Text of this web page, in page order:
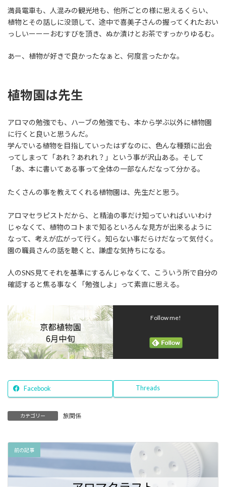
満員電車も、人混みの観光地も、他所ごとの様に思えるくらい、
植物とその話しに没頭して、途中で喜美子さんの握ってくれたおい
っしいーーーおむすびを頂き、ぬか漬けとお茶ですっかりゆるむ。
あー、植物が好きで良かったなぁと、何度言ったかな。
植物園は先生
アロマの勉強でも、ハーブの勉強でも、本から学ぶ以外に植物園
に行くと良いと思うんだ。
学んでいる植物を目指していったはずなのに、色んな種類に出会
ってしまって「あれ？あれれ？」という事が沢山ある。そして
「あ、本に書いてある事って全体の一部なんだなって分かる。
たくさんの事を教えてくれる植物園は、先生だと思う。
アロマセラピストだから、と精油の事だけ知っていればいいわけ
じゃなくて、植物のコトまで知るといろんな見方が出来るように
なって、考えが広がって行く。知らない事だらけだなって気付く。
園の職員さんの話を聴くと、謙虚な気持ちになる。
人のSNS見てそれを基準にするんじゃなくて、こういう所で自分の
確認すると焦る事なく「勉強しよ」って素直に思える。
Follow me!
Facebook Threads
カテゴリー 旅関係
前の記事